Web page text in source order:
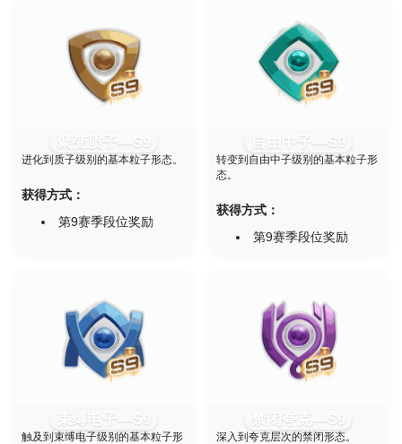
聚变质子—S9
进化到质子级别的基本粒子形态。
获得方式：
第9赛季段位奖励
自由中子—S9
转变到自由中子级别的基本粒子形
态。
获得方式：
第9赛季段位奖励
束缚电子—S9
触及到束缚电子级别的基本粒子形
禁闭夸克—S9
深入到夸克层次的禁闭形态。